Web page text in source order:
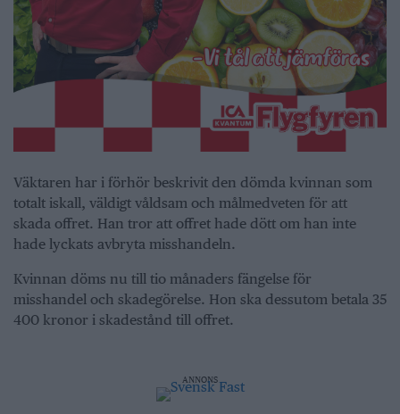
Väktaren har i förhör beskrivit den dömda kvinnan som
totalt iskall, väldigt våldsam och målmedveten för att
skada offret. Han tror att offret hade dött om han inte
hade lyckats avbryta misshandeln.
Kvinnan döms nu till tio månaders fängelse för
misshandel och skadegörelse. Hon ska dessutom betala 35
400 kronor i skadestånd till offret.
ANNONS